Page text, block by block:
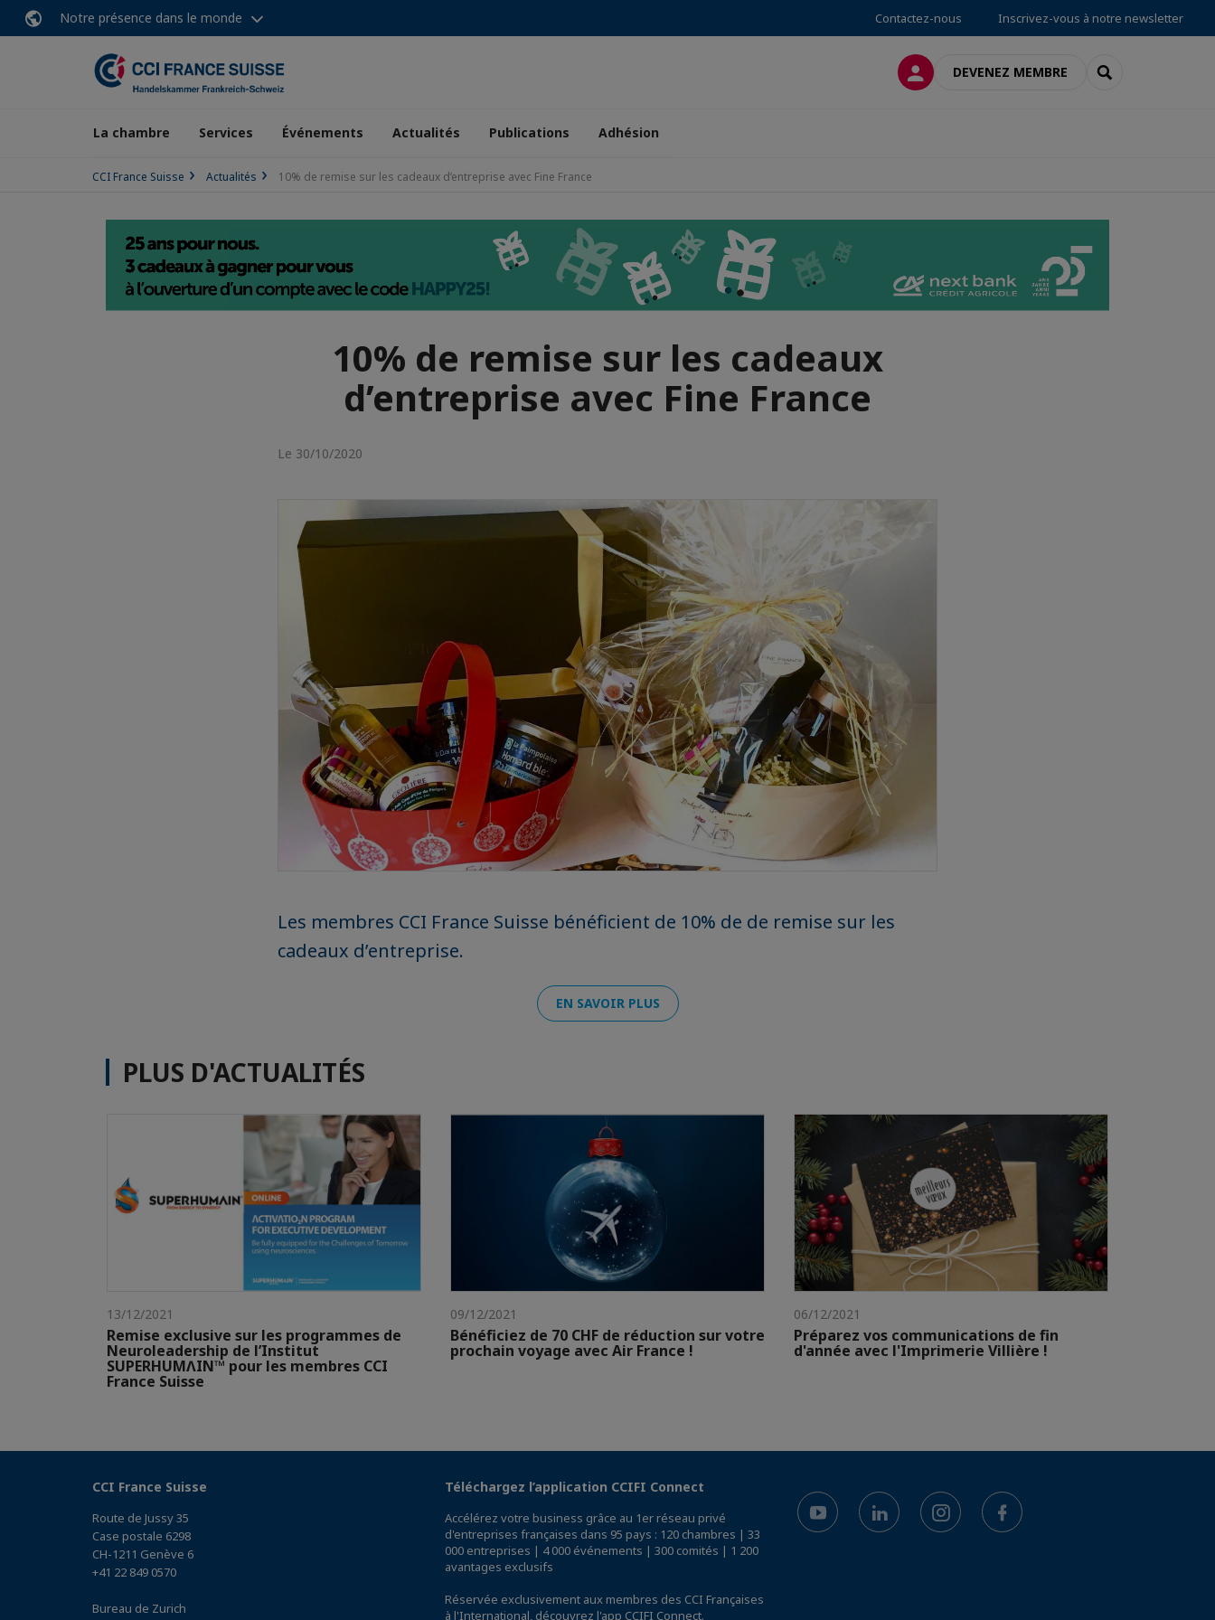
Notre présence dans le monde Contactez-nous Inscrivez-vous à notre newsletter
CONNEXIONDEVENEZ MEMBRE RECHERCHER
La chambre Services Événements Actualités Publications Adhésion
CCI France Suisse Actualités 10% de remise sur les cadeaux d’entreprise avec Fine France
10% de remise sur les cadeaux
d’entreprise avec Fine France
Le 30/10/2020
Les membres CCI France Suisse bénéficient de 10% de de remise sur les
cadeaux d’entreprise.
EN SAVOIR PLUS
PLUS D'ACTUALITÉS
13/12/2021
Remise exclusive sur les programmes de
Neuroleadership de l’Institut
SUPERHUMɅIN™ pour les membres CCI
France Suisse
09/12/2021
Bénéficiez de 70 CHF de réduction sur votre
prochain voyage avec Air France !
06/12/2021
Préparez vos communications de fin
d'année avec l'Imprimerie Villière !
CCI France Suisse
Route de Jussy 35
Case postale 6298
CH-1211 Genève 6
+41 22 849 0570
Bureau de Zurich
Téléchargez l’application CCIFI Connect
Accélérez votre business grâce au 1er réseau privé
d'entreprises françaises dans 95 pays : 120 chambres | 33
000 entreprises | 4 000 événements | 300 comités | 1 200
avantages exclusifs
Réservée exclusivement aux membres des CCI Françaises
à l'International, découvrez l'app CCIFI Connect.